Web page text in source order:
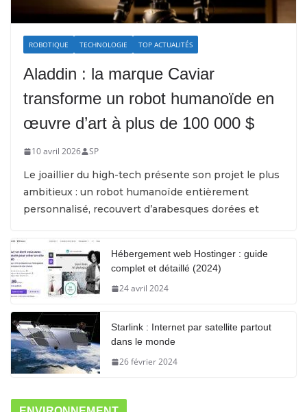
ROBOTIQUE TECHNOLOGIE TOP ACTUALITÉS
Aladdin : la marque Caviar
transforme un robot humanoïde en
œuvre d’art à plus de 100 000 $
10 avril 2026 SP
Le joaillier du high-tech présente son projet le plus
ambitieux : un robot humanoïde entièrement
personnalisé, recouvert d’arabesques dorées et
Hébergement web Hostinger : guide
complet et détaillé (2024)
24 avril 2024
Starlink : Internet par satellite partout
dans le monde
26 février 2024